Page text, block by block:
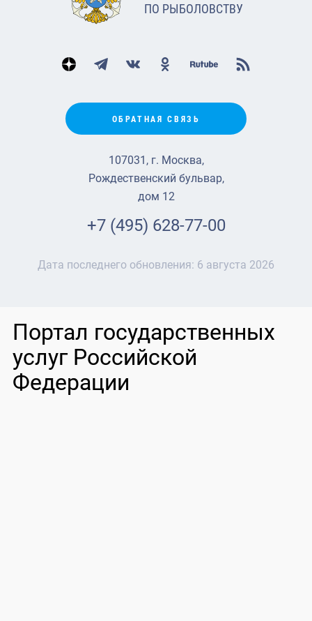
ПО РЫБОЛОВСТВУ
ОБРАТНАЯ СВЯЗЬ
107031, г. Москва,
Рождественский бульвар,
дом 12
+7 (495) 628-77-00
Дата последнего обновления: 6 августа 2026
Портал государственных
услуг Российской
Федерации